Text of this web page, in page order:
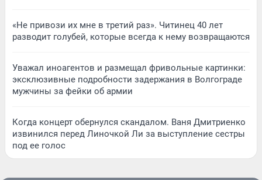
«Не привози их мне в третий раз». Читинец 40 лет
разводит голубей, которые всегда к нему возвращаются
Уважал иноагентов и размещал фривольные картинки:
эксклюзивные подробности задержания в Волгограде
мужчины за фейки об армии
Когда концерт обернулся скандалом. Ваня Дмитриенко
извинился перед Линочкой Ли за выступление сестры
под ее голос